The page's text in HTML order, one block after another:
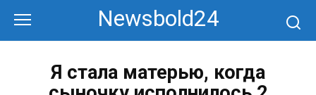
контенту
Newsbold24
Я стала матерью, когда